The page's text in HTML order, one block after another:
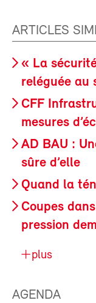
ARTICLES
« La
reléguée au
CFF
mesures
AD BAU :
sûre d’elle
Quand la
Coupes
pression
plus
AGENDA